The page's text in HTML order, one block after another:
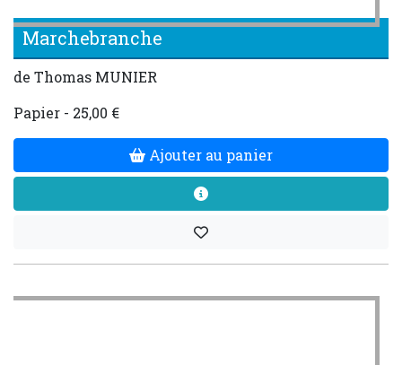
Marchebranche
de Thomas MUNIER
Papier - 25,00 €
Ajouter au panier